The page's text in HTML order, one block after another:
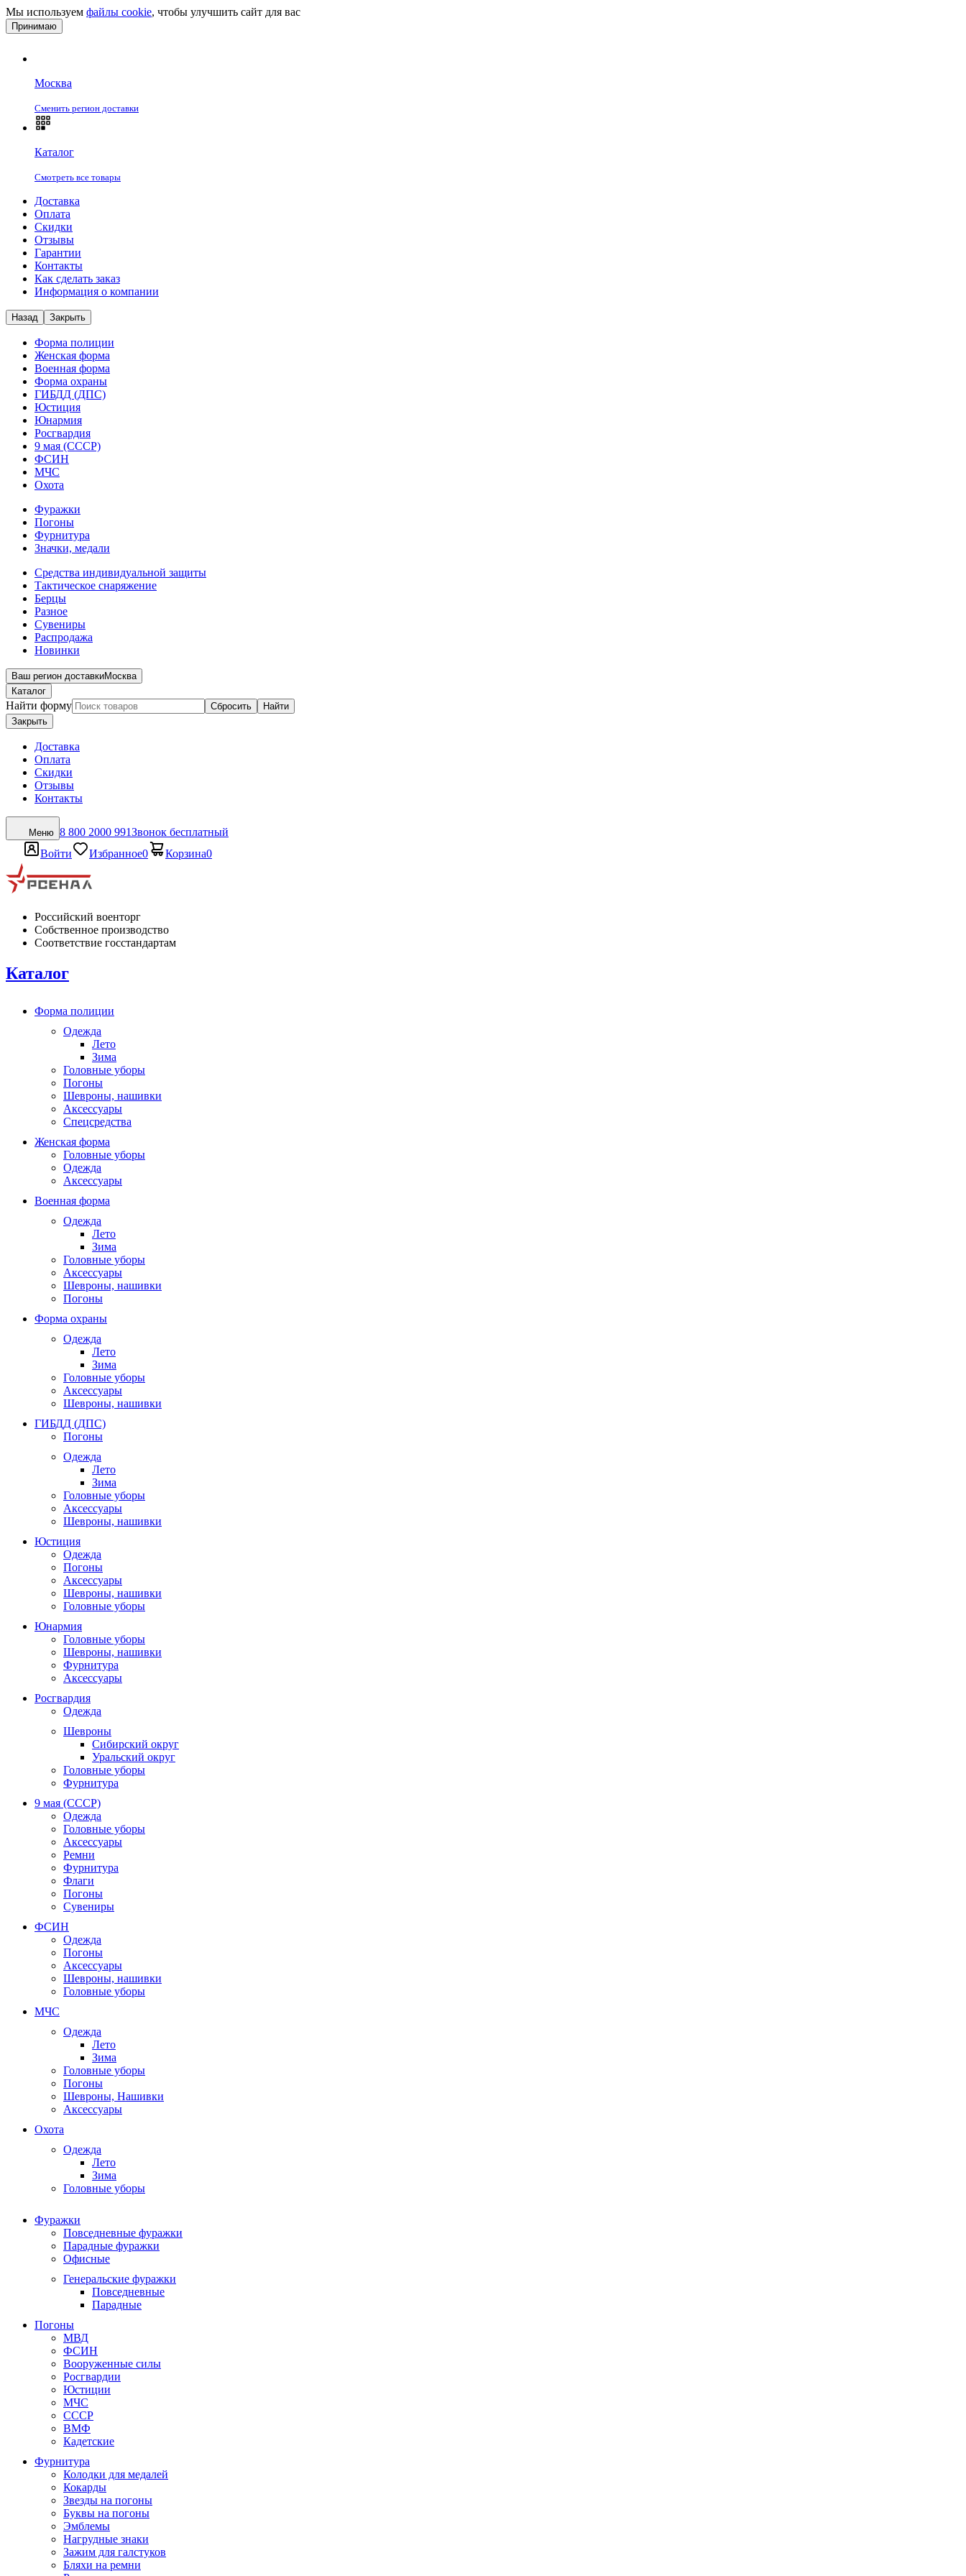
Мы используем файлы cookie, чтобы улучшить сайт для вас
Принимаю
Москва
Сменить регион доставки
Каталог
Смотреть все товары
Доставка
Оплата
Скидки
Отзывы
Гарантии
Контакты
Как сделать заказ
Информация о компании
Назад Закрыть
Форма полиции
Женская форма
Военная форма
Форма охраны
ГИБДД (ДПС)
Юстиция
Юнармия
Росгвардия
9 мая (СССР)
ФСИН
МЧС
Охота
Фуражки
Погоны
Фурнитура
Значки, медали
Средства индивидуальной защиты
Тактическое снаряжение
Берцы
Разное
Сувениры
Распродажа
Новинки
Ваш регион доставкиМосква
Каталог
Найти форму Сбросить
Найти
Закрыть
Доставка
Оплата
Скидки
Отзывы
Контакты
Меню 8 800 2000 991Звонок бесплатный
Войти
Избранное0 Корзина0
Российский военторг
Собственное производство
Соответствие госстандартам
Каталог
Форма полиции
Одежда
Лето
Зима
Головные уборы
Погоны
Шевроны, нашивки
Аксессуары
Спецсредства
Женская форма
Головные уборы
Одежда
Аксессуары
Военная форма
Одежда
Лето
Зима
Головные уборы
Аксессуары
Шевроны, нашивки
Погоны
Форма охраны
Одежда
Лето
Зима
Головные уборы
Аксессуары
Шевроны, нашивки
ГИБДД (ДПС)
Погоны
Одежда
Лето
Зима
Головные уборы
Аксессуары
Шевроны, нашивки
Юстиция
Одежда
Погоны
Аксессуары
Шевроны, нашивки
Головные уборы
Юнармия
Головные уборы
Шевроны, нашивки
Фурнитура
Аксессуары
Росгвардия
Одежда
Шевроны
Сибирский округ
Уральский округ
Головные уборы
Фурнитура
9 мая (СССР)
Одежда
Головные уборы
Аксессуары
Ремни
Фурнитура
Флаги
Погоны
Сувениры
ФСИН
Одежда
Погоны
Аксессуары
Шевроны, нашивки
Головные уборы
МЧС
Одежда
Лето
Зима
Головные уборы
Погоны
Шевроны, Нашивки
Аксессуары
Охота
Одежда
Лето
Зима
Головные уборы
Фуражки
Повседневные фуражки
Парадные фуражки
Офисные
Генеральские фуражки
Повседневные
Парадные
Погоны
МВД
ФСИН
Вооруженные силы
Росгвардии
Юстиции
МЧС
СССР
ВМФ
Кадетские
Фурнитура
Колодки для медалей
Кокарды
Звезды на погоны
Буквы на погоны
Эмблемы
Нагрудные знаки
Зажим для галстуков
Бляхи на ремни